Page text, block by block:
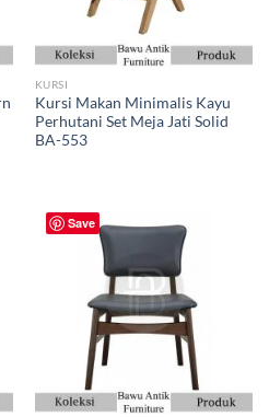
KURSI
Kursi Makan Minimalis Kayu
Perhutani Set Meja Jati Solid
BA-553
Save